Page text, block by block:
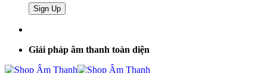
Giải pháp âm thanh toàn diện